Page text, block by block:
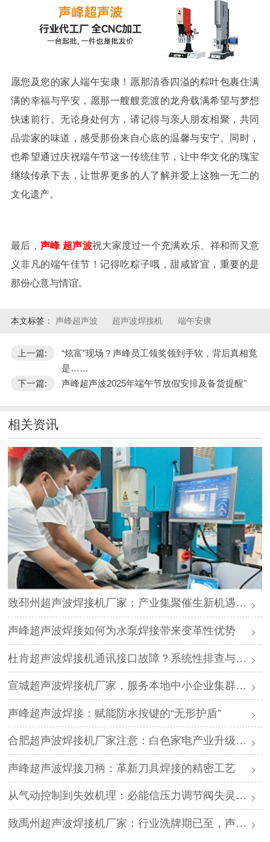
愿您及您的家人端午安康！愿那清香四溢的粽叶包裹住满
满的幸福与平安，愿那一艘艘竞渡的龙舟载满希望与梦想
快速前行。无论身处何方，请记得与亲人朋友相聚，共同
品尝家的味道，感受那份来自心底的温馨与安宁。同时，
也希望通过庆祝端午节这一传统佳节，让中华文化的瑰宝
继续传承下去，让世界更多的人了解并爱上这独一无二的
文化遗产。
最后， 声峰 超声波祝大家度过一个充满欢乐、祥和而又意
义非凡的端午佳节！记得吃粽子哦，甜咸皆宜，重要的是
那份心意与情谊。
本文标签： 声峰超声波 超声波焊接机 端午安康
上一篇:
“炫富”现场？声峰员工领奖领到手软，背后真相竟
是……
下一篇:
声峰超声波2025年端午节放假安排及备货提醒"
相关资讯
致邳州超声波焊接机厂家：产业集聚催生新机遇，声峰源头工厂邀您抱团发展
声峰超声波焊接如何为水泵焊接带来变革性优势
杜肯超声波焊接机通讯接口故障？系统性排查与专业解决方案
宣城超声波焊接机厂家，服务本地中小企业集群，声峰ODM贴牌助您轻装上阵
声峰超声波焊接：赋能防水按键的“无形护盾”
合肥超声波焊接机厂家注意：白色家电产业升级，声峰源头工厂诚邀加盟
声峰超声波焊接刀柄：革新刀具焊接的精密工艺
从气动控制到失效机理：必能信压力调节阀失灵的深度解析与专业修复
致禹州超声波焊接机厂家：行业洗牌期已至，声峰源头工厂邀您抱团取暖